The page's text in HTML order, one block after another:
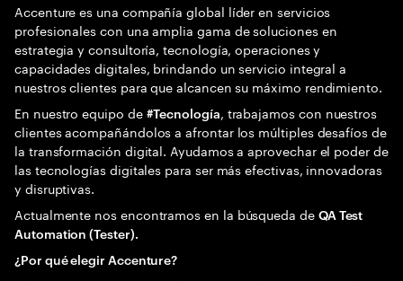
Accenture es una compañía global líder en servicios
profesionales con una amplia gama de soluciones en
estrategia y consultoría, tecnología, operaciones y
capacidades digitales, brindando un servicio integral a
nuestros clientes para que alcancen su máximo rendimiento.
En nuestro equipo de #Tecnología, trabajamos con nuestros
clientes acompañándolos a afrontar los múltiples desafíos de
la transformación digital. Ayudamos a aprovechar el poder de
las tecnologías digitales para ser más efectivas, innovadoras
y disruptivas.
Actualmente nos encontramos en la búsqueda de QA Test
Automation (Tester).
¿Por qué elegir Accenture?